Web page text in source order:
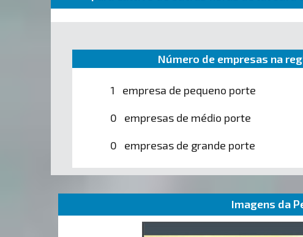
Número de empresas na
1 empresa de pequeno porte
0 empresas de médio porte
0 empresas de grande porte
Imagens da